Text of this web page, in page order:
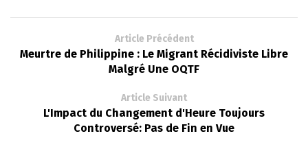
Article Précédent
Meurtre de Philippine : Le Migrant Récidiviste Libre
Malgré Une OQTF
Article Suivant
L'Impact du Changement d'Heure Toujours
Controversé: Pas de Fin en Vue